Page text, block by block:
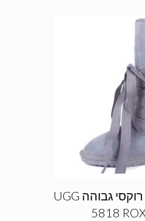
מגפי האגג דגם רוקסי גבוהה UGG
5818